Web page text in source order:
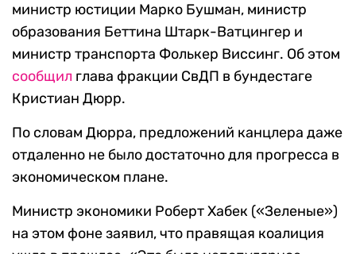
министр юстиции Марко Бушман, министр
образования Беттина Штарк-Ватцингер и
министр транспорта Фолькер Виссинг. Об этом
сообщил глава фракции СвДП в бундестаге
Кристиан Дюрр.
По словам Дюрра, предложений канцлера даже
отдаленно не было достаточно для прогресса в
экономическом плане.
Министр экономики Роберт Хабек («Зеленые»)
на этом фоне заявил, что правящая коалиция